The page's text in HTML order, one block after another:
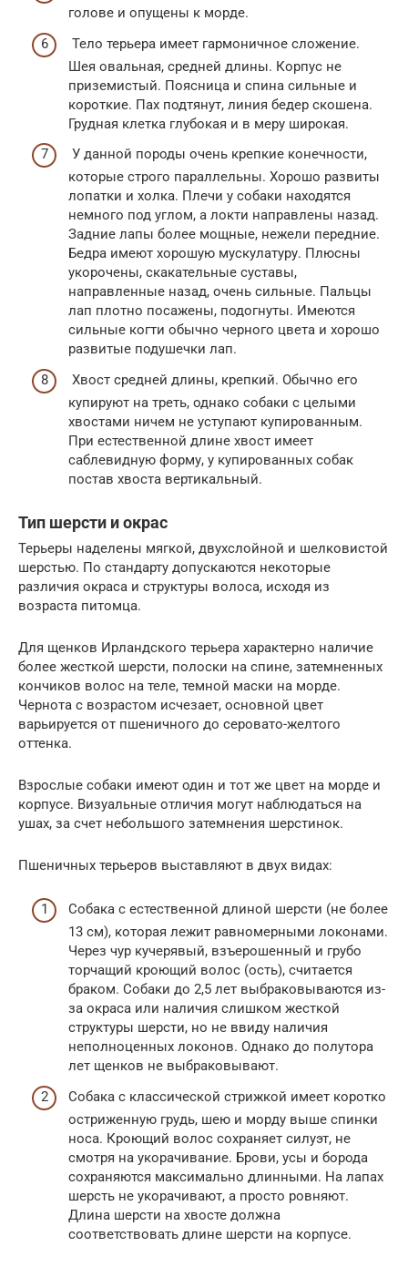
голове и опущены к морде.
Тело терьера имеет гармоничное сложение.
Шея овальная, средней длины. Корпус не
приземистый. Поясница и спина сильные и
короткие. Пах подтянут, линия бедер скошена.
Грудная клетка глубокая и в меру широкая.
У данной породы очень крепкие конечности,
которые строго параллельны. Хорошо развиты
лопатки и холка. Плечи у собаки находятся
немного под углом, а локти направлены назад.
Задние лапы более мощные, нежели передние.
Бедра имеют хорошую мускулатуру. Плюсны
укорочены, скакательные суставы,
направленные назад, очень сильные. Пальцы
лап плотно посажены, подогнуты. Имеются
сильные когти обычно черного цвета и хорошо
развитые подушечки лап.
Хвост средней длины, крепкий. Обычно его
купируют на треть, однако собаки с целыми
хвостами ничем не уступают купированным.
При естественной длине хвост имеет
саблевидную форму, у купированных собак
постав хвоста вертикальный.
Тип шерсти и окрас
Терьеры наделены мягкой, двухслойной и шелковистой
шерстью. По стандарту допускаются некоторые
различия окраса и структуры волоса, исходя из
возраста питомца.
Для щенков Ирландского терьера характерно наличие
более жесткой шерсти, полоски на спине, затемненных
кончиков волос на теле, темной маски на морде.
Чернота с возрастом исчезает, основной цвет
варьируется от пшеничного до серовато-желтого
оттенка.
Взрослые собаки имеют один и тот же цвет на морде и
корпусе. Визуальные отличия могут наблюдаться на
ушах, за счет небольшого затемнения шерстинок.
Пшеничных терьеров выставляют в двух видах:
Собака с естественной длиной шерсти (не более
13 см), которая лежит равномерными локонами.
Через чур кучерявый, взъерошенный и грубо
торчащий кроющий волос (ость), считается
браком. Собаки до 2,5 лет выбраковываются из-
за окраса или наличия слишком жесткой
структуры шерсти, но не ввиду наличия
неполноценных локонов. Однако до полутора
лет щенков не выбраковывают.
Собака с классической стрижкой имеет коротко
остриженную грудь, шею и морду выше спинки
носа. Кроющий волос сохраняет силуэт, не
смотря на укорачивание. Брови, усы и борода
сохраняются максимально длинными. На лапах
шерсть не укорачивают, а просто ровняют.
Длина шерсти на хвосте должна
соответствовать длине шерсти на корпусе.